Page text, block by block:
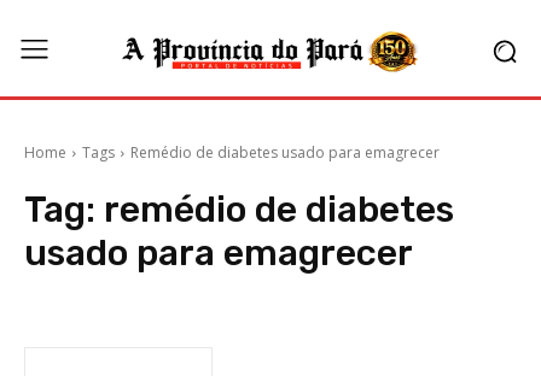
Home Tags Remédio de diabetes usado para emagrecer
Tag: remédio de diabetes
usado para emagrecer